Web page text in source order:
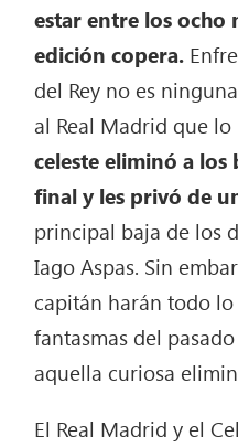
estar entre los ocho
edición copera.
del Rey no es
al Real Madrid que
celeste eliminó a
final y les privó de
principal baja de los
Iago Aspas. Sin
capitán harán todo
fantasmas del
aquella curiosa
El Real Madrid y el